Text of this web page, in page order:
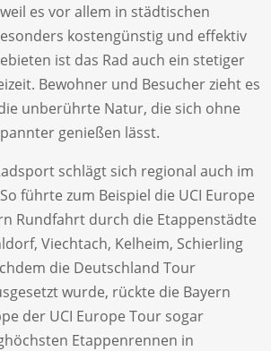
es vor allem in städtischen
kostengünstig und effektiv
ist das Rad auch ein stetiger
Bewohner und Besucher zieht es
unberührte Natur, die sich ohne
genießen lässt.
schlägt sich regional auch im
führte zum Beispiel die UCI Europe
Rundfahrt durch die Etappenstädte
Viechtach, Kelheim, Schierling
die Deutschland Tour
wurde, rückte die Bayern
der UCI Europe Tour sogar
Etappenrennen in